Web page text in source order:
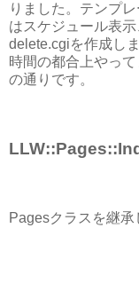
りました。テンプ
はスケジュール表
delete.cgiを作成し
時間の都合上やっ
の通りです。
Pagesクラスを継承